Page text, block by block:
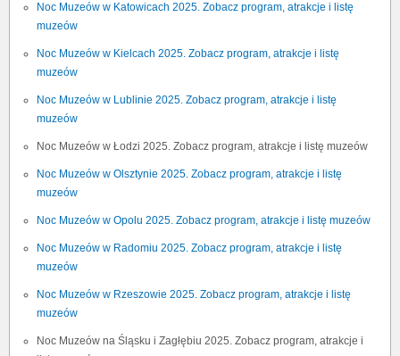
Noc Muzeów w Katowicach 2025. Zobacz program, atrakcje i listę
muzeów
Noc Muzeów w Kielcach 2025. Zobacz program, atrakcje i listę
muzeów
Noc Muzeów w Lublinie 2025. Zobacz program, atrakcje i listę
muzeów
Noc Muzeów w Łodzi 2025. Zobacz program, atrakcje i listę muzeów
Noc Muzeów w Olsztynie 2025. Zobacz program, atrakcje i listę
muzeów
Noc Muzeów w Opolu 2025. Zobacz program, atrakcje i listę muzeów
Noc Muzeów w Radomiu 2025. Zobacz program, atrakcje i listę
muzeów
Noc Muzeów w Rzeszowie 2025. Zobacz program, atrakcje i listę
muzeów
Noc Muzeów na Śląsku i Zagłębiu 2025. Zobacz program, atrakcje i